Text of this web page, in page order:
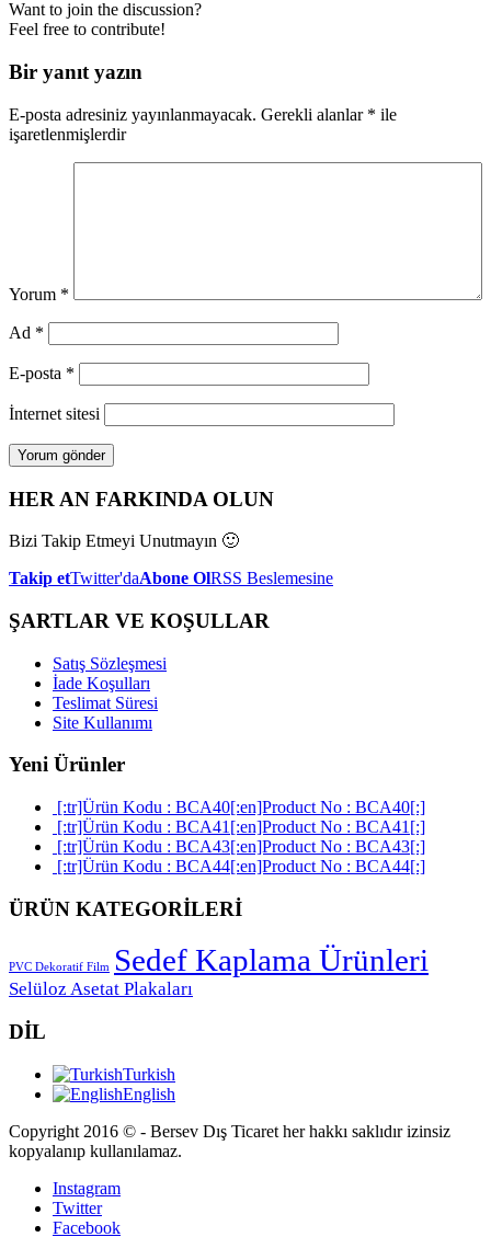
Want to join the discussion?
Feel free to contribute!
Bir yanıt yazın
E-posta adresiniz yayınlanmayacak. Gerekli alanlar * ile
işaretlenmişlerdir
Yorum *
Ad *
E-posta *
İnternet sitesi
HER AN FARKINDA OLUN
Bizi Takip Etmeyi Unutmayın 🙂
Takip etTwitter'daAbone OlRSS Beslemesine
ŞARTLAR VE KOŞULLAR
Satış Sözleşmesi
İade Koşulları
Teslimat Süresi
Site Kullanımı
Yeni Ürünler
[:tr]Ürün Kodu : BCA40[:en]Product No : BCA40[:]
[:tr]Ürün Kodu : BCA41[:en]Product No : BCA41[:]
[:tr]Ürün Kodu : BCA43[:en]Product No : BCA43[:]
[:tr]Ürün Kodu : BCA44[:en]Product No : BCA44[:]
ÜRÜN KATEGORİLERİ
PVC Dekoratif Film Sedef Kaplama Ürünleri
Selüloz Asetat Plakaları
DİL
Turkish
English
Copyright 2016 © - Bersev Dış Ticaret her hakkı saklıdır izinsiz
kopyalanıp kullanılamaz.
Instagram
Twitter
Facebook